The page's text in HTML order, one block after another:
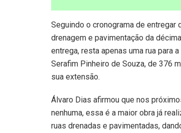
Seguindo o cronograma de entregar
drenagem e pavimentação da
entrega, resta apenas uma rua para
Serafim Pinheiro de Souza, de 376
sua extensão.
Álvaro Dias afirmou que nos
nenhuma, essa é a maior obra já
ruas drenadas e pavimentadas,